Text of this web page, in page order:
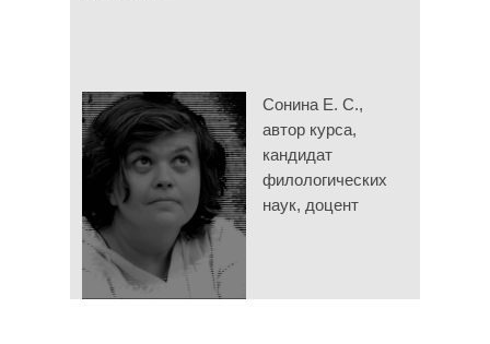
Сонина Е. С.,
автор курса,
кандидат
филологических
наук, доцент